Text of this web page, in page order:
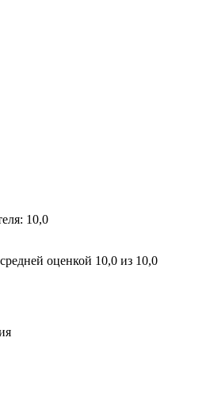
10,0
оценкой 10,0 из 10,0